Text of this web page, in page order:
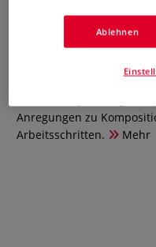
2
Gouache ist das
und Zeichnen wahr
diesem Buch seine
Anregungen zu
Arbeitsschritten.
Mehr
Ablehnen